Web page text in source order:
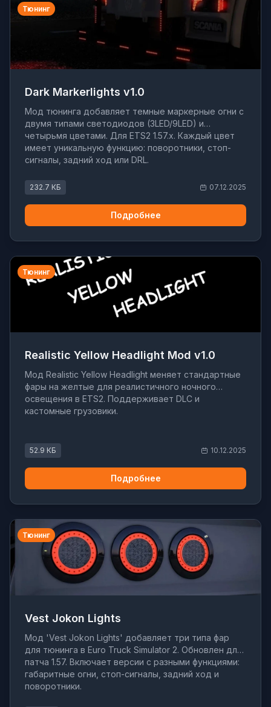
Тюнинг
Dark Markerlights v1.0
Мод тюнинга добавляет темные маркерные огни с
двумя типами светодиодов (3LED/9LED) и
четырьмя цветами. Для ETS2 1.57.x. Каждый цвет
имеет уникальную функцию: поворотники, стоп-
сигналы, задний ход или DRL.
232.7 КБ 07.12.2025
Подробнее
Тюнинг
Realistic Yellow Headlight Mod v1.0
Мод Realistic Yellow Headlight меняет стандартные
фары на желтые для реалистичного ночного
освещения в ETS2. Поддерживает DLC и
кастомные грузовики.
52.9 КБ 10.12.2025
Подробнее
Тюнинг
Vest Jokon Lights
Мод 'Vest Jokon Lights' добавляет три типа фар
для тюнинга в Euro Truck Simulator 2. Обновлен для
патча 1.57. Включает версии с разными функциями:
габаритные огни, стоп-сигналы, задний ход и
поворотники.